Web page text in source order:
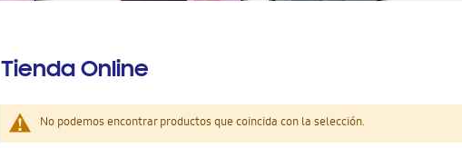
Tienda Online
No podemos encontrar productos que coincida con la selección.